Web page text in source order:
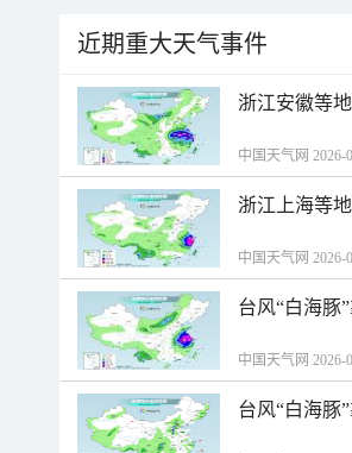
近期重大天气事件
浙江安徽等
中国天气网 2026-
浙江上海等
中国天气网 2026-
台风“白海豚
中国天气网 2026-
台风“白海豚